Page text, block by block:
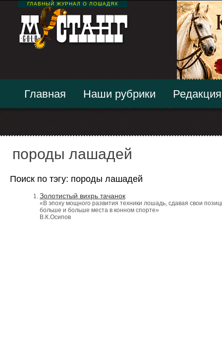
ГЛАВНЫЙ ЖУРНАЛ О ЛОШАДЯХ
Главная Наши рубрики Редакция
породы лашадей
Поиск по тэгу: породы лашадей
Золотистый вихрь тачанок
«В эпоху мощного развития техники лошадь, сдавая свои
больше и больше места в конном спорте»
В.К.Осипов